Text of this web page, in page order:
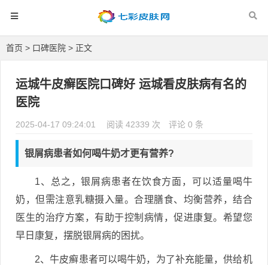
首页 > 口碑医院 > 正文
运城牛皮癣医院口碑好 运城看皮肤病有名的
医院
2025-04-17 09:24:01 阅读 42339 次 评论 0 条
银屑病患者如何喝牛奶才更有营养?
1、总之，银屑病患者在饮食方面，可以适量喝牛
奶，但需注意乳糖摄入量。合理膳食、均衡营养，结合
医生的治疗方案，有助于控制病情，促进康复。希望您
早日康复，摆脱银屑病的困扰。
2、牛皮癣患者可以喝牛奶，为了补充能量，供给机